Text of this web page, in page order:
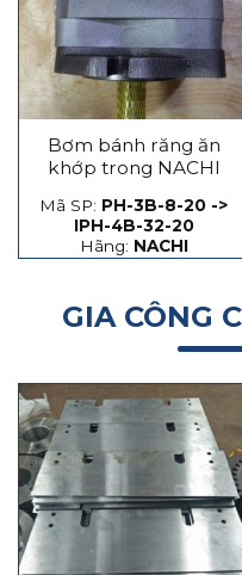
Bơm bánh răng ăn
khớp trong NACHI
Mã SP: PH-3B-8-20 ->
IPH-4B-32-20
Hãng: NACHI
GIA CÔNG